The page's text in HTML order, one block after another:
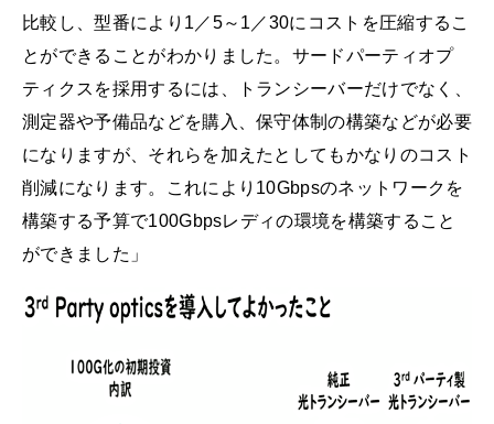
比較し、型番により1／5～1／30にコストを圧縮するこ
とができることがわかりました。サードパーティオプ
ティクスを採用するには、トランシーバーだけでなく、
測定器や予備品などを購入、保守体制の構築などが必要
になりますが、それらを加えたとしてもかなりのコスト
削減になります。これにより10Gbpsのネットワークを
構築する予算で100Gbpsレディの環境を構築すること
ができました」